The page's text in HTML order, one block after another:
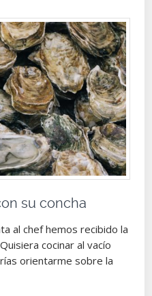
su concha
al chef hemos recibido la
cocinar al vacío
orientarme sobre la